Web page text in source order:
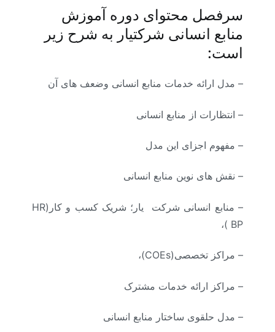
سرفصل محتوای دوره آموزش
منابع انسانی شرکتیار به شرح زیر
است:
– مدل ارائه خدمات منابع انسانی وضعف های آن
– انتظارات از منابع انسانی
– مفهوم اجزای این مدل
– نقش های نوین منابع انسانی
– منابع انسانی شرکت یار؛ شریک کسب و کار(HR
BP )،
– مراکز تخصصی(COEs)،
– مراکز ارائه خدمات مشترک
– مدل حلقوی ساختار منابع انسانی